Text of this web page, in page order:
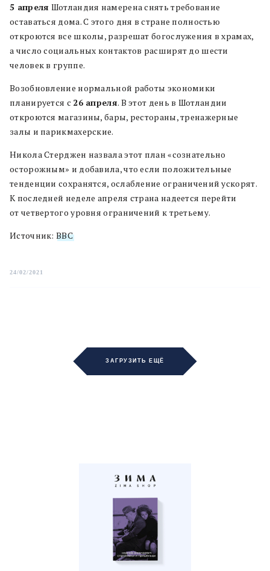
5 апреля Шотландия намерена снять требование
оставаться дома. С этого дня в стране полностью
откроются все школы, разрешат богослужения в храмах,
а число социальных контактов расширят до шести
человек в группе.
Возобновление нормальной работы экономики
планируется с 26 апреля. В этот день в Шотландии
откроются магазины, бары, рестораны, тренажерные
залы и парикмахерские.
Никола Стерджен назвала этот план «сознательно
осторожным» и добавила, что если положительные
тенденции сохранятся, ослабление ограничений ускорят.
К последней неделе апреля страна надеется перейти
от четвертого уровня ограничений к третьему.
Источник: BBC
24/02/2021
ЗАГРУЗИТЬ ЕЩЁ